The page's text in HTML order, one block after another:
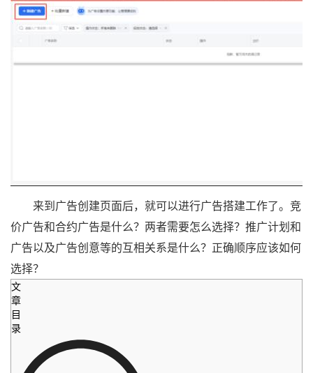
来到广告创建页面后，就可以进行广告搭建工作了。竞
价广告和合约广告是什么？两者需要怎么选择？推广计划和
广告以及广告创意等的互相关系是什么？正确顺序应该如何
选择？
文
章
目
录